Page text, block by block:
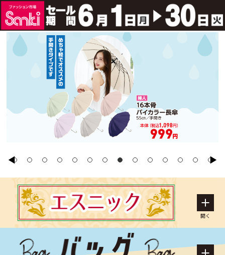
1 2 3 4 5 6 7 8 9 10 11 12 13 14
開く